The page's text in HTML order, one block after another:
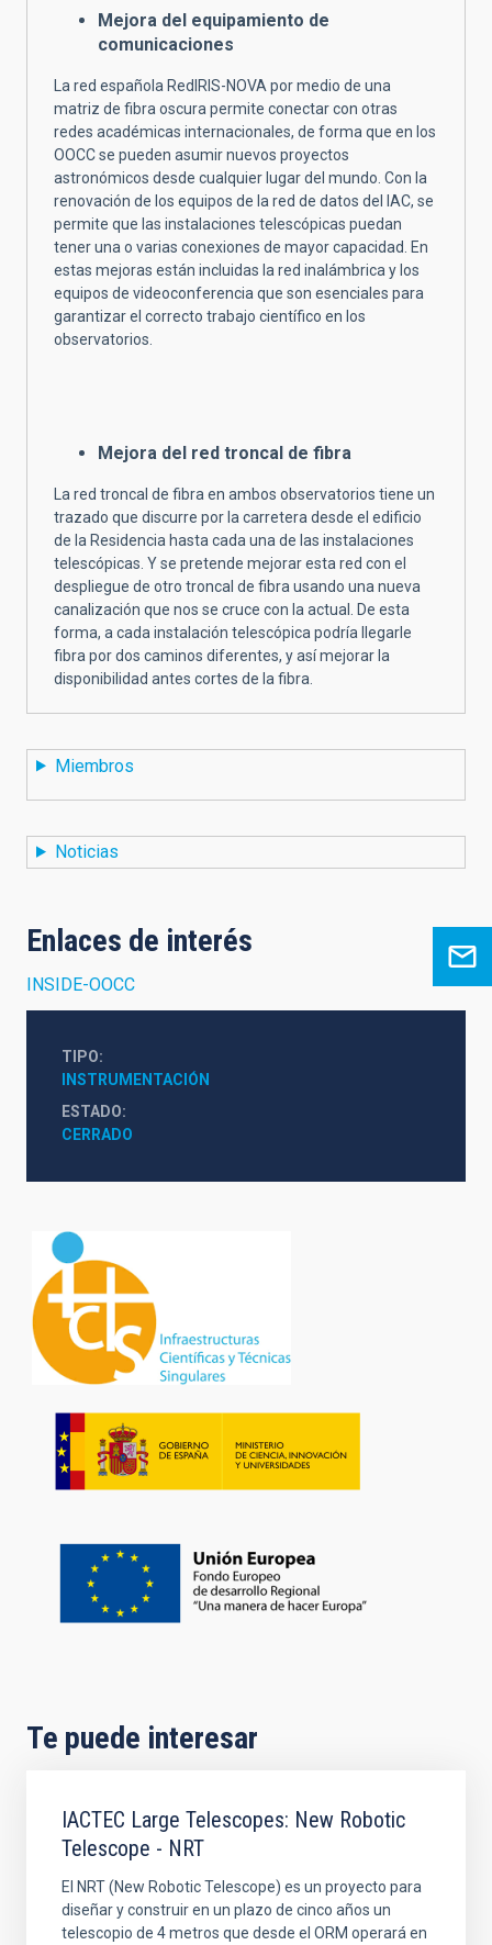
Mejora del equipamiento de
comunicaciones
La red española RedIRIS-NOVA por medio de una
matriz de fibra oscura permite conectar con otras
redes académicas internacionales, de forma que en los
OOCC se pueden asumir nuevos proyectos
astronómicos desde cualquier lugar del mundo. Con la
renovación de los equipos de la red de datos del IAC, se
permite que las instalaciones telescópicas puedan
tener una o varias conexiones de mayor capacidad. En
estas mejoras están incluidas la red inalámbrica y los
equipos de videoconferencia que son esenciales para
garantizar el correcto trabajo científico en los
observatorios.
Mejora del red troncal de fibra
La red troncal de fibra en ambos observatorios tiene un
trazado que discurre por la carretera desde el edificio
de la Residencia hasta cada una de las instalaciones
telescópicas. Y se pretende mejorar esta red con el
despliegue de otro troncal de fibra usando una nueva
canalización que nos se cruce con la actual. De esta
forma, a cada instalación telescópica podría llegarle
fibra por dos caminos diferentes, y así mejorar la
disponibilidad antes cortes de la fibra.
Miembros
Noticias
Enlaces de interés
INSIDE-OOCC
TIPO
INSTRUMENTACIÓN
ESTADO
CERRADO
Te puede interesar
IACTEC Large Telescopes: New Robotic
Telescope - NRT
El NRT (New Robotic Telescope) es un proyecto para
diseñar y construir en un plazo de cinco años un
telescopio de 4 metros que desde el ORM operará en